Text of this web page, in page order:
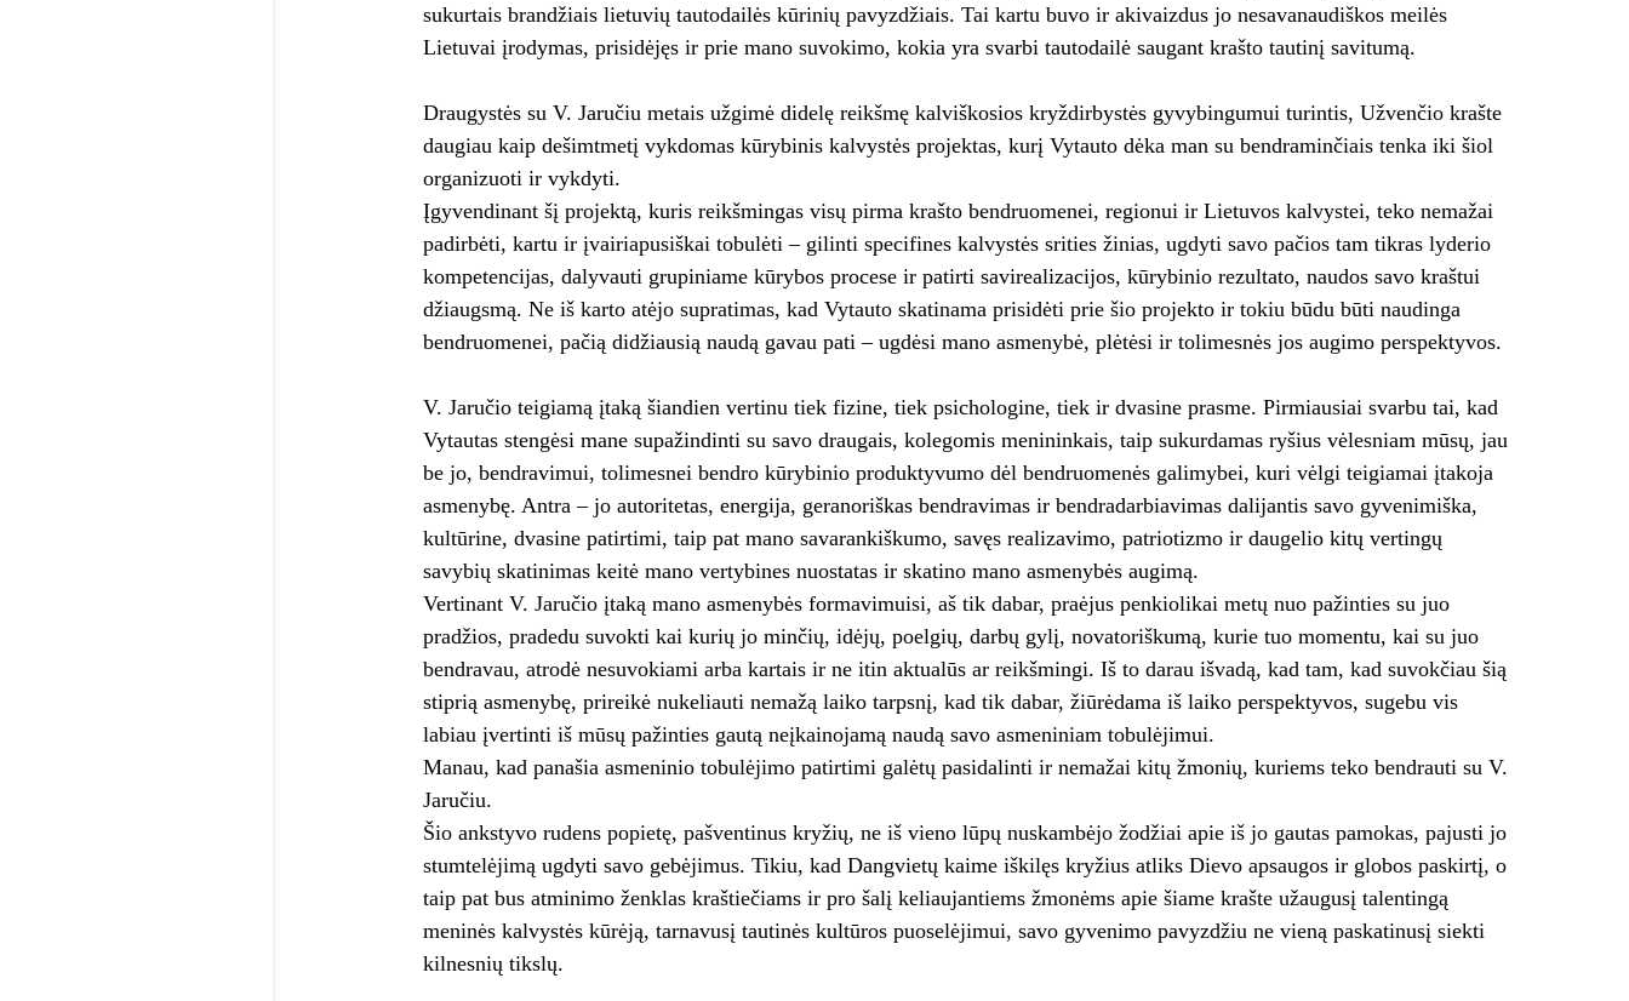
sukurtais brandžiais lietuvių tautodailės kūrinių pavyzdžiais. Tai kartu buvo ir akivaizdus jo nesavanaudiškos meilės
Lietuvai įrodymas, prisidėjęs ir prie mano suvokimo, kokia yra svarbi tautodailė saugant krašto tautinį savitumą.
Draugystės su V. Jaručiu metais užgimė didelę reikšmę kalviškosios kryždirbystės gyvybingumui turintis, Užvenčio krašte
daugiau kaip dešimtmetį vykdomas kūrybinis kalvystės projektas, kurį Vytauto dėka man su bendraminčiais tenka iki šiol
organizuoti ir vykdyti.
Įgyvendinant šį projektą, kuris reikšmingas visų pirma krašto bendruomenei, regionui ir Lietuvos kalvystei, teko nemažai
padirbėti, kartu ir įvairiapusiškai tobulėti – gilinti specifines kalvystės srities žinias, ugdyti savo pačios tam tikras lyderio
kompetencijas, dalyvauti grupiniame kūrybos procese ir patirti savirealizacijos, kūrybinio rezultato, naudos savo kraštui
džiaugsmą. Ne iš karto atėjo supratimas, kad Vytauto skatinama prisidėti prie šio projekto ir tokiu būdu būti naudinga
bendruomenei, pačią didžiausią naudą gavau pati – ugdėsi mano asmenybė, plėtėsi ir tolimesnės jos augimo perspektyvos.
V. Jaručio teigiamą įtaką šiandien vertinu tiek fizine, tiek psichologine, tiek ir dvasine prasme. Pirmiausiai svarbu tai, kad
Vytautas stengėsi mane supažindinti su savo draugais, kolegomis menininkais, taip sukurdamas ryšius vėlesniam mūsų, jau
be jo, bendravimui, tolimesnei bendro kūrybinio produktyvumo dėl bendruomenės galimybei, kuri vėlgi teigiamai įtakoja
asmenybę. Antra – jo autoritetas, energija, geranoriškas bendravimas ir bendradarbiavimas dalijantis savo gyvenimiška,
kultūrine, dvasine patirtimi, taip pat mano savarankiškumo, savęs realizavimo, patriotizmo ir daugelio kitų vertingų
savybių skatinimas keitė mano vertybines nuostatas ir skatino mano asmenybės augimą.
Vertinant V. Jaručio įtaką mano asmenybės formavimuisi, aš tik dabar, praėjus penkiolikai metų nuo pažinties su juo
pradžios, pradedu suvokti kai kurių jo minčių, idėjų, poelgių, darbų gylį, novatoriškumą, kurie tuo momentu, kai su juo
bendravau, atrodė nesuvokiami arba kartais ir ne itin aktualūs ar reikšmingi. Iš to darau išvadą, kad tam, kad suvokčiau šią
stiprią asmenybę, prireikė nukeliauti nemažą laiko tarpsnį, kad tik dabar, žiūrėdama iš laiko perspektyvos, sugebu vis
labiau įvertinti iš mūsų pažinties gautą neįkainojamą naudą savo asmeniniam tobulėjimui.
Manau, kad panašia asmeninio tobulėjimo patirtimi galėtų pasidalinti ir nemažai kitų žmonių, kuriems teko bendrauti su V.
Jaručiu.
Šio ankstyvo rudens popietę, pašventinus kryžių, ne iš vieno lūpų nuskambėjo žodžiai apie iš jo gautas pamokas, pajusti jo
stumtelėjimą ugdyti savo gebėjimus. Tikiu, kad Dangvietų kaime iškilęs kryžius atliks Dievo apsaugos ir globos paskirtį, o
taip pat bus atminimo ženklas kraštiečiams ir pro šalį keliaujantiems žmonėms apie šiame krašte užaugusį talentingą
meninės kalvystės kūrėją, tarnavusį tautinės kultūros puoselėjimui, savo gyvenimo pavyzdžiu ne vieną paskatinusį siekti
kilnesnių tikslų.